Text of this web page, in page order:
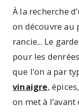
À la recherche
on découvre au
rancie... Le
pour les
que l’on a par
vinaigre, épices,
on met à